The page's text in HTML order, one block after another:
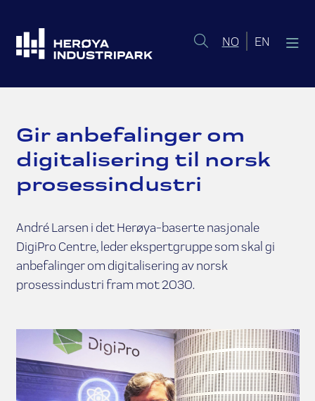
NONorsk bokmål
EN
Gir anbefalinger om
digitalisering til norsk
prosessindustri
André Larsen i det Herøya-baserte nasjonale
DigiPro Centre, leder ekspertgruppe som skal gi
anbefalinger om digitalisering av norsk
prosessindustri fram mot 2030.